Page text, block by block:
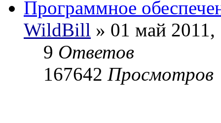
Программное
WildBill » 01 май 2011,
9 Ответов
167642 Просмотров